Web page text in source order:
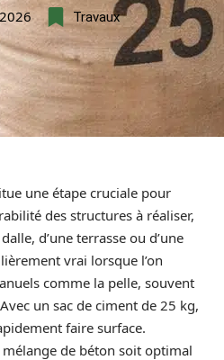
Travaux
une étape cruciale pour
des structures à réaliser,
d’une terrasse ou d’une
vrai lorsque l’on
comme la pelle, souvent
un sac de ciment de 25 kg,
faire surface.
mélange de béton soit optimal